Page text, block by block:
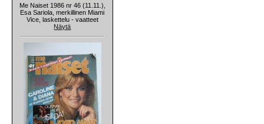
Me Naiset 1986 nr 46 (11.11.),
Esa Sariola, merkillinen Miami
Vice, laskettelu - vaatteet
Näytä